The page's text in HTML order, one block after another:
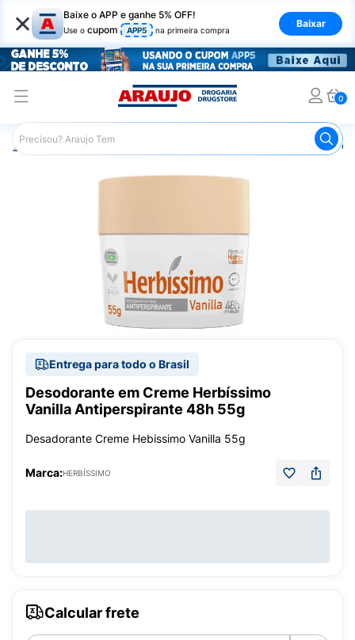
× Baixe o APP e ganhe 5% OFF!
Use o cupom APP5 na primeira compra
Baixar
0
Araujo Higiene Pessoal Desodorante
Entrega para todo o Brasil
Desodorante em Creme Herbíssimo
Vanilla Antiperspirante 48h 55g
Desadorante Creme Hebissimo Vanilla 55g
Marca:HERBÍSSIMO
Calcular frete